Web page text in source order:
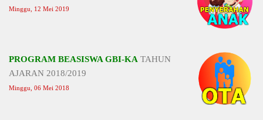
Minggu, 12 Mei 2019
PROGRAM BEASISWA GBI-KA TAHUN
AJARAN 2018/2019
Minggu, 06 Mei 2018